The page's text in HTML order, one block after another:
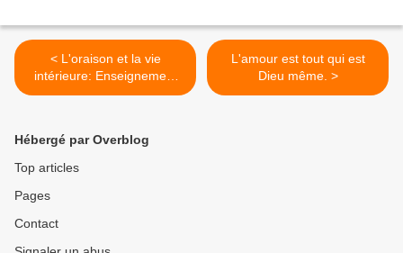
< L'oraison et la vie
intérieure: Enseignement
de Monseigneur Marc du
L'amour est tout qui est
Dieu même. >
Hébergé par Overblog
Top articles
Pages
Contact